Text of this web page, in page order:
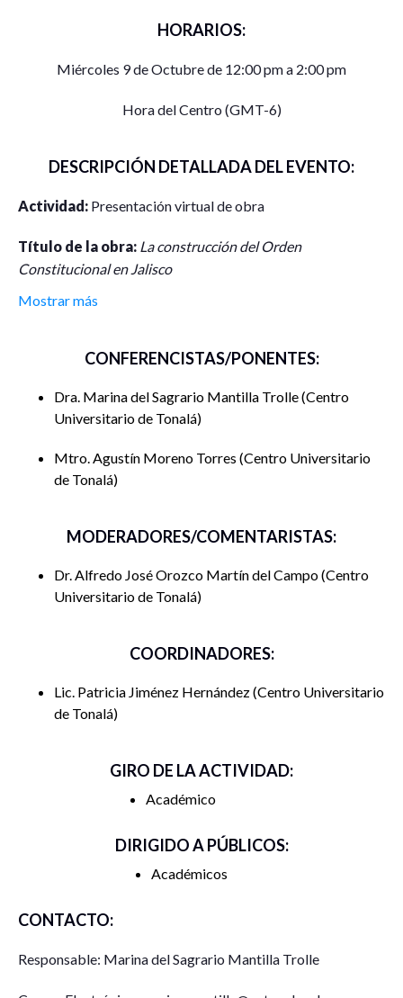
HORARIOS:
Miércoles 9 de Octubre de 12:00 pm a 2:00 pm
Hora del Centro (GMT-6)
DESCRIPCIÓN DETALLADA DEL EVENTO:
Actividad: Presentación virtual de obra
Título de la obra: La construcción del Orden
Constitucional en Jalisco
Autores:Agustin Moreno Torres & Marina Mantilla Trolle
: Dr. Alfredo José Orozco Martín del Campo
Lugar:Centro Universitario de Tonalá,
https://udg-mxzoom.us/j/89948842823
ID 89948842823
Mostrar más
CONFERENCISTAS/PONENTES:
Dra. Marina del Sagrario Mantilla Trolle Centro
Universitario de Tonalá
Mtro. Agustín Moreno Torres Centro Universitario
de Tonalá
MODERADORES/COMENTARISTAS:
Dr. Alfredo José Orozco Martín del Campo Centro
Universitario de Tonalá
COORDINADORES:
Lic. Patricia Jiménez Hernández Centro Universitario
de Tonalá
GIRO DE LA ACTIVIDAD:
Académico
DIRIGIDO A PÚBLICOS:
Académicos
CONTACTO:
Responsable: Marina del Sagrario Mantilla Trolle